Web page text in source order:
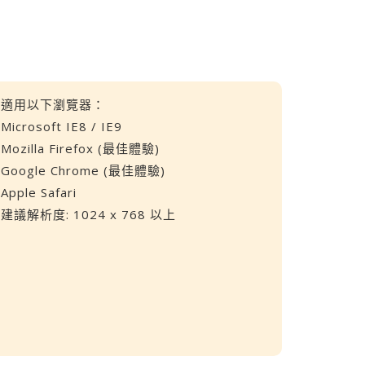
適用以下瀏覽器：
Microsoft IE8 / IE9
Mozilla Firefox (最佳體驗)
Google Chrome (最佳體驗)
Apple Safari
建議解析度: 1024 x 768 以上